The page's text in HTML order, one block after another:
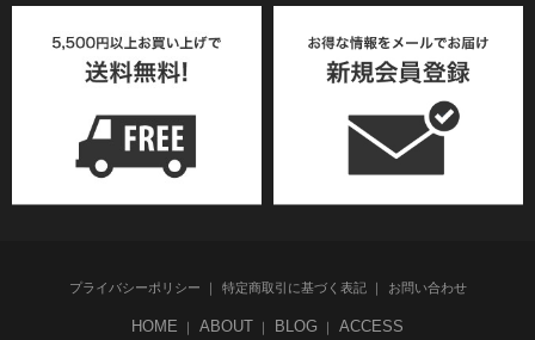
プライバシーポリシー 特定商取引に基づく表記 お問い合わせ
HOME ABOUT BLOG ACCESS